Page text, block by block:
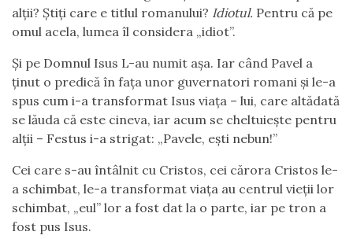
alții? Știți care e titlul romanului? Idiotul. Pentru că pe
omul acela, lumea îl considera „idiot”.
Și pe Domnul Isus L-au numit așa. Iar când Pavel a
ținut o predică în fața unor guvernatori romani și le-a
spus cum i-a transformat Isus viața – lui, care altădată
se lăuda că este cineva, iar acum se cheltuiește pentru
alții – Festus i-a strigat: „Pavele, ești nebun!”
Cei care s-au întâlnit cu Cristos, cei cărora Cristos le-
a schimbat, le-a transformat viața au centrul vieții lor
schimbat, „eul” lor a fost dat la o parte, iar pe tron a
fost pus Isus.